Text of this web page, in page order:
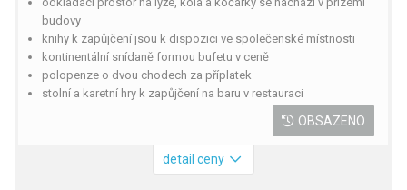
budovy
knihy k zapůjčení jsou k dispozici ve společenské místnosti
kontinentální snídaně formou bufetu v ceně
polopenze o dvou chodech za příplatek
stolní a karetní hry k zapůjčení na baru v restauraci
OBSAZENO
detail ceny